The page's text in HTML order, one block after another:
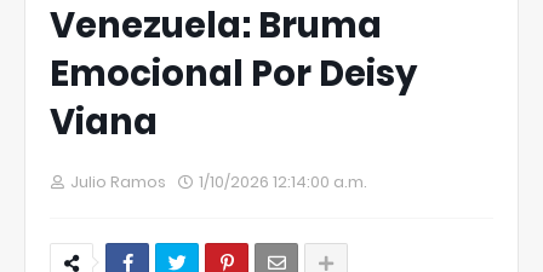
Venezuela: Bruma
Emocional Por Deisy
Viana
Julio Ramos 1/10/2026 12:14:00 a.m.